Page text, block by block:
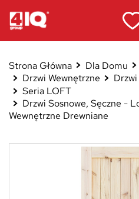
Strona Główna Dla Domu
Drzwi Wewnętrzne
Seria LOFT
Drzwi Sosnowe, Sęczne -
Wewnętrzne Drewniane